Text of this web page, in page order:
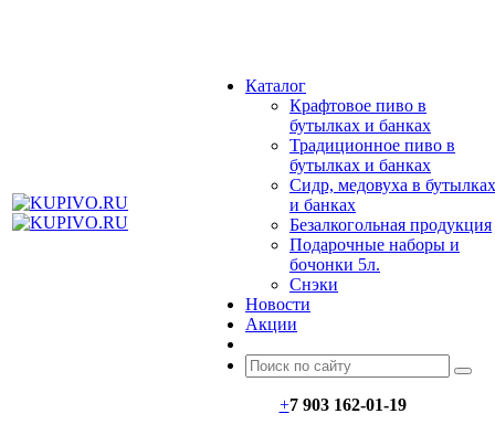
Каталог
Крафтовое пиво в
бутылках и банках
Традиционное пиво в
бутылках и банках
Сидр, медовуха в бутылках
и банках
Безалкогольная продукция
Подарочные наборы и
бочонки 5л.
Снэки
Новости
Акции
+7 903 162-01-19